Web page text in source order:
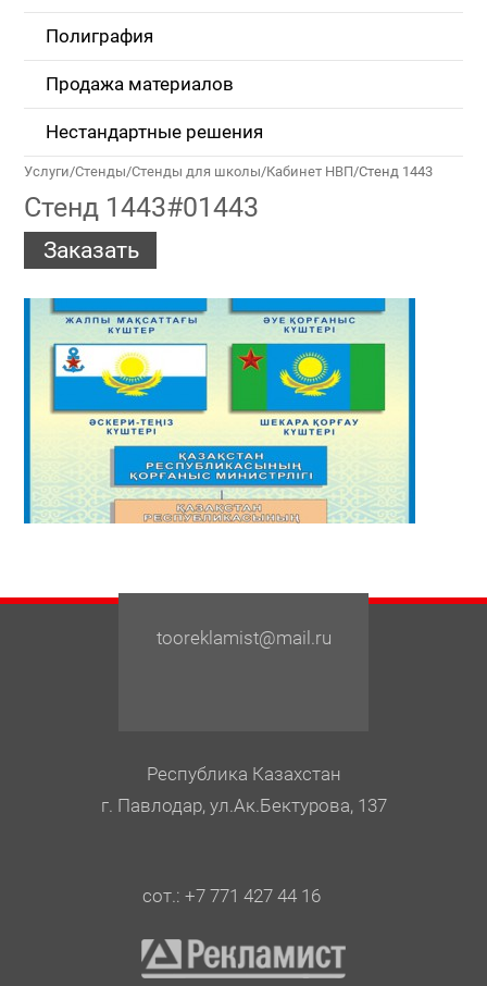
Полиграфия
Продажа материалов
Нестандартные решения
Услуги/Стенды/Стенды для школы/Кабинет НВП/Стенд 1443
Стенд 1443#01443
Заказать
tooreklamist@mail.ru
Республика Казахстан
г. Павлодар, ул.Ак.Бектурова, 137
сот.: +7 771 427 44 16